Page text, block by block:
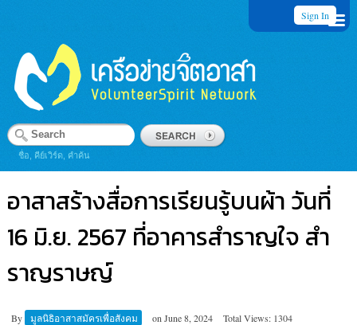
Sign In
ชื่อ, คีย์เวิร์ด, คำค้น
อาสาสร้างสื่อการเรียนรู้บนผ้า วันที่
16 มิ.ย. 2567 ที่อาคารสำราญใจ สำ
ราญราษญ์
By มูลนิธิอาสาสมัครเพื่อสังคม on June 8, 2024
Total Views: 1304